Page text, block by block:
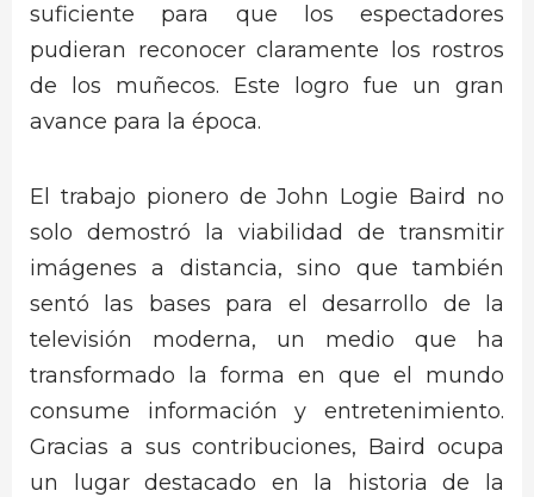
suficiente para que los espectadores
pudieran reconocer claramente los rostros
de los muñecos. Este logro fue un gran
avance para la época.
El trabajo pionero de John Logie Baird no
solo demostró la viabilidad de transmitir
imágenes a distancia, sino que también
sentó las bases para el desarrollo de la
televisión moderna, un medio que ha
transformado la forma en que el mundo
consume información y entretenimiento.
Gracias a sus contribuciones, Baird ocupa
un lugar destacado en la historia de la